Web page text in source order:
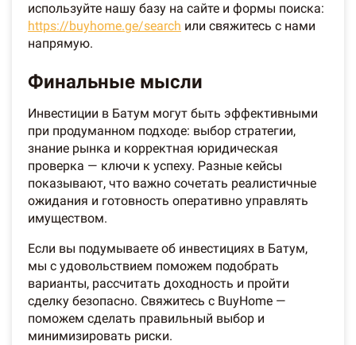
используйте нашу базу на сайте и формы поиска:
https://buyhome.ge/search или свяжитесь с нами
напрямую.
Финальные мысли
Инвестиции в Батум могут быть эффективными
при продуманном подходе: выбор стратегии,
знание рынка и корректная юридическая
проверка — ключи к успеху. Разные кейсы
показывают, что важно сочетать реалистичные
ожидания и готовность оперативно управлять
имуществом.
Если вы подумываете об инвестициях в Батум,
мы с удовольствием поможем подобрать
варианты, рассчитать доходность и пройти
сделку безопасно. Свяжитесь с BuyHome —
поможем сделать правильный выбор и
минимизировать риски.